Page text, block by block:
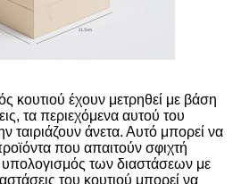
κουτιού έχουν μετρηθεί με βάση
τα περιεχόμενα αυτού του
ταιριάζουν άνετα. Αυτό μπορεί να
που απαιτούν σφιχτή
των διαστάσεων με
του κουτιού μπορεί να